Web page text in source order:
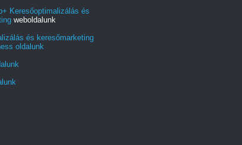
Keresőoptimalizálás és
weboldalunk
és keresőmarketing
oldalunk